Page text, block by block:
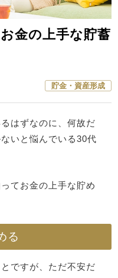
金の上手な貯蓄
貯金・資産形成
はずなのに、何故だ
いと悩んでいる30代
てお金の上手な貯め
る
ですが、ただ不安だ